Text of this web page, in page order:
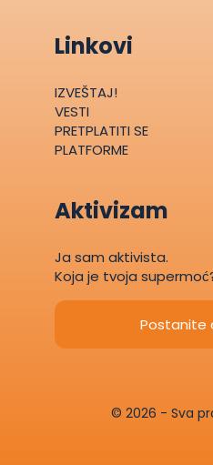
Linkovi
IZVEŠTAJ!
VESTI
PRETPLATITI SE
PLATFORME
Aktivizam
Ja sam aktivista.
Koja je tvoja
Postanite
© 2026 - Sva